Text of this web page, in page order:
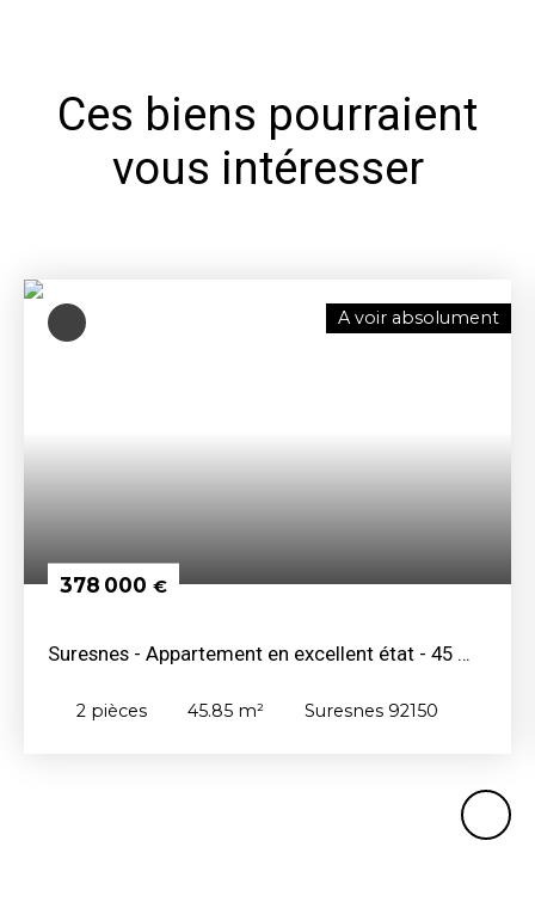
Ces biens pourraient
vous intéresser
A voir absolument
378 000 €
Suresnes - Appartement en excellent état - 45 m²
2 pièces 45.85 m² Suresnes 92150